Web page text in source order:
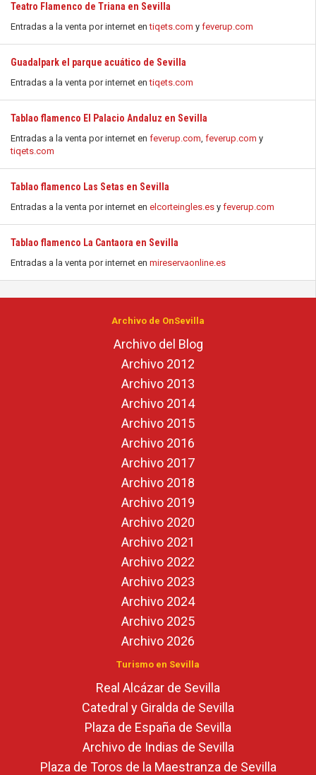
Teatro Flamenco de Triana en Sevilla
Entradas a la venta por internet entiqets.com y feverup.com
Guadalpark el parque acuático de Sevilla
Entradas a la venta por internet entiqets.com
Tablao flamenco El Palacio Andaluz en Sevilla
Entradas a la venta por internet en feverup.com, feverup.com y
tiqets.com
Tablao flamenco Las Setas en Sevilla
Entradas a la venta por internet en elcorteingles.es y feverup.com
Tablao flamenco La Cantaora en Sevilla
Entradas a la venta por internet en mireservaonline.es
Archivo de OnSevilla
Archivo del Blog
Archivo 2012
Archivo 2013
Archivo 2014
Archivo 2015
Archivo 2016
Archivo 2017
Archivo 2018
Archivo 2019
Archivo 2020
Archivo 2021
Archivo 2022
Archivo 2023
Archivo 2024
Archivo 2025
Archivo 2026
Turismo en Sevilla
Real Alcázar de Sevilla
Catedral y Giralda de Sevilla
Plaza de España de Sevilla
Archivo de Indias de Sevilla
Plaza de Toros de la Maestranza de Sevilla